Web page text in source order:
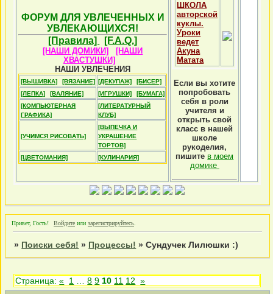
ФОРУМ ДЛЯ УВЛЕЧЕННЫХ И
УВЛЕКАЮЩИХСЯ!
[Правила]
[F.A.Q.]
[НАШИ ДОМИКИ]
[НАШИ
ХВАСТУШКИ]
НАШИ УВЛЕЧЕНИЯ
[ВЫШИВКА] [ВЯЗАНИЕ] [ДЕКУПАЖ]
[БИСЕР]
[ЛЕПКА]
[ВАЛЯНИЕ] [ИГРУШКИ]
[БУМАГА]
[КОМПЬЮТЕРНАЯ
ГРАФИКА]
[ЛИТЕРАТУРНЫЙ
КЛУБ]
[УЧИМСЯ РИСОВАТЬ]
[ВЫПЕЧКА И
УКРАШЕНИЕ
ТОРТОВ]
[ЦВЕТОМАНИЯ]
[КУЛИНАРИЯ]
ШКОЛА
авторской
куклы.
Уроки
ведет
Акуна
Матата
Если вы хотите
попробовать
себя в роли
учителя и
открыть свой
класс в нашей
школе
рукоделия,
пишите в моем
домике
Привет, Гость! Войдите или зарегистрируйтесь
» Поиски себя! » Процессы! »Сундучек Лилюшки :)
Страница:« 1 8 9 10 11 12 »